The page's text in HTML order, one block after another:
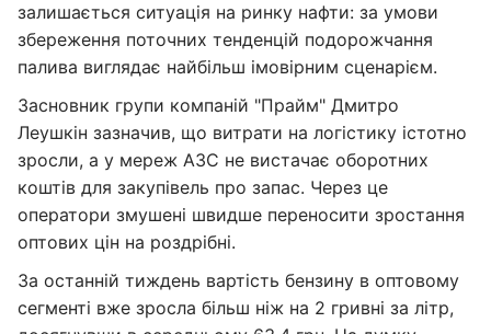
залишається ситуація на ринку нафти: за умови
збереження поточних тенденцій подорожчання
палива виглядає найбільш імовірним сценарієм.
Засновник групи компаній "Прайм" Дмитро
Леушкін зазначив, що витрати на логістику істотно
зросли, а у мереж АЗС не вистачає оборотних
коштів для закупівель про запас. Через це
оператори змушені швидше переносити зростання
оптових цін на роздрібні.
За останній тиждень вартість бензину в оптовому
сегменті вже зросла більш ніж на 2 гривні за літр,